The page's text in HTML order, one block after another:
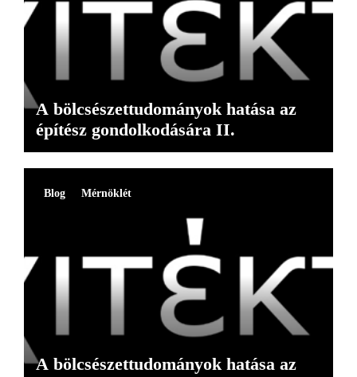
A bölcsészettudományok hatása az
építész gondolkodására II.
Blog Mérnöklét
A bölcsészettudományok hatása az